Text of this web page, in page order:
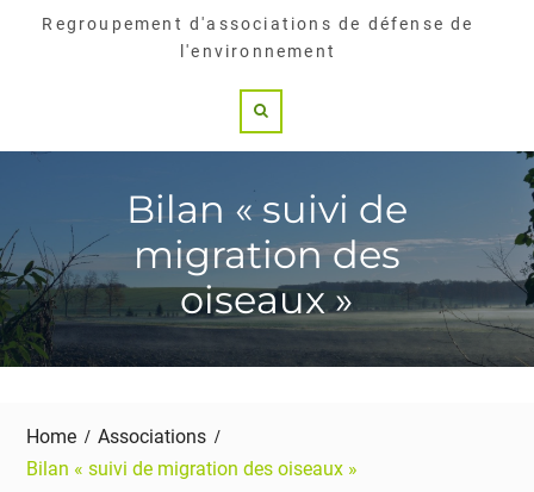
Regroupement d'associations de défense de
l'environnement
Bilan « suivi de
migration des
oiseaux »
Home
Associations
Bilan « suivi de migration des oiseaux »